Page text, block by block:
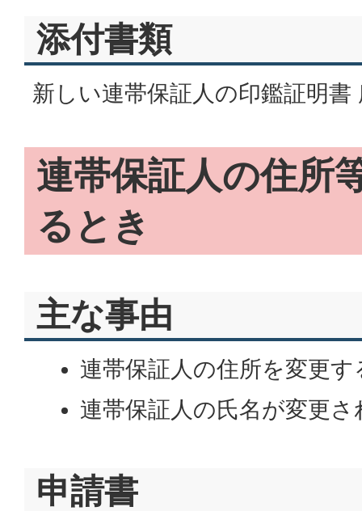
添付書類
新しい連帯保証人の印鑑証明書
連帯保証人の住所
るとき
主な事由
連帯保証人の住所を変更す
連帯保証人の氏名が変更
申請書